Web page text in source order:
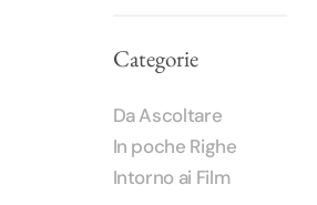
Categorie
Da Ascoltare
In poche Righe
Intorno ai Film